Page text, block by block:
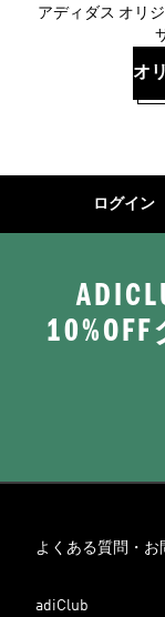
アディダス オリ
オ
ログイン
よくある質問・お
adiClub